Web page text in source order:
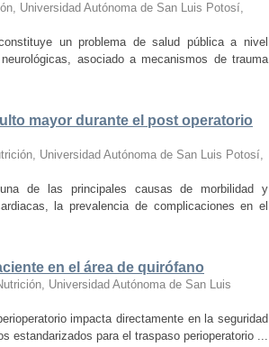
Universidad Autónoma de San Luis Potosí,
un problema de salud pública a nivel
asociado a mecanismos de trauma
mayor durante el post operatorio
Universidad Autónoma de San Luis Potosí,
una de las principales causas de morbilidad y
la prevalencia de complicaciones en el
en el área de quirófano
Universidad Autónoma de San Luis
impacta directamente en la seguridad
estandarizados para el traspaso perioperatorio ...